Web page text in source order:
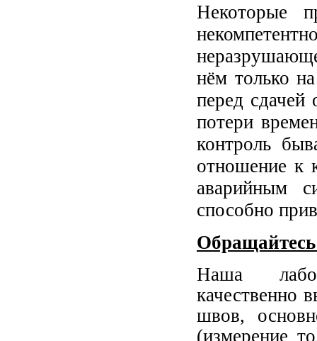
Некоторые
нём только
перед сдачей
потери
контроль
отношение к
аварийным
способно
Наша
качественно
швов,
(измерение